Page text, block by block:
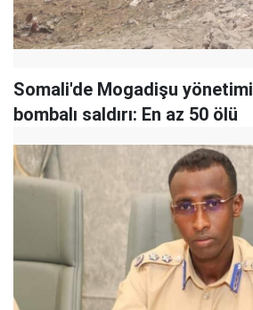
Somali'de Mogadişu
bombalı saldırı: En az 50 ölü